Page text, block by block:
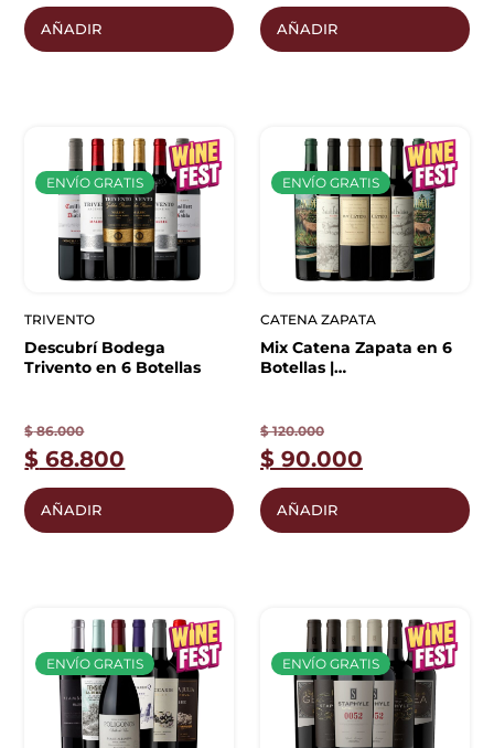
AÑADIR AÑADIR
ENVÍO GRATIS
TRIVENTO
Descubrí Bodega
Trivento en 6 Botellas
$86.000
$ 68.800
AÑADIR
ENVÍO GRATIS
CATENA ZAPATA
Mix Catena Zapata en 6
Botellas |
$120.000
$ 90.000
AÑADIR
ENVÍO GRATIS ENVÍO GRATIS